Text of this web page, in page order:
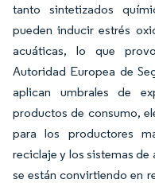
tanto sintetizados
pueden inducir estrés
acuáticas, lo que
Autoridad Europea de
aplican umbrales de
productos de consumo,
para los productores
reciclaje y los sistemas
se están convirtiendo en